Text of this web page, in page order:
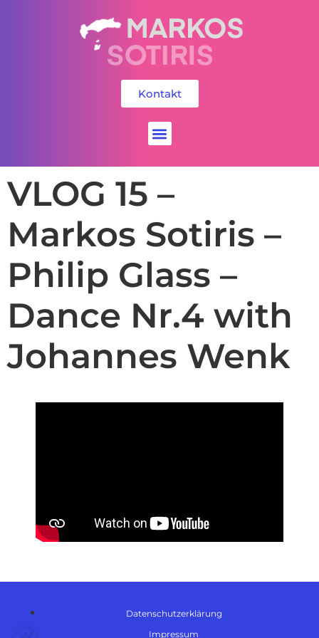
Kontakt
VLOG 15 –
Markos Sotiris –
Philip Glass –
Dance Nr.4 with
Johannes Wenk
Datenschutzerklärung
Impressum